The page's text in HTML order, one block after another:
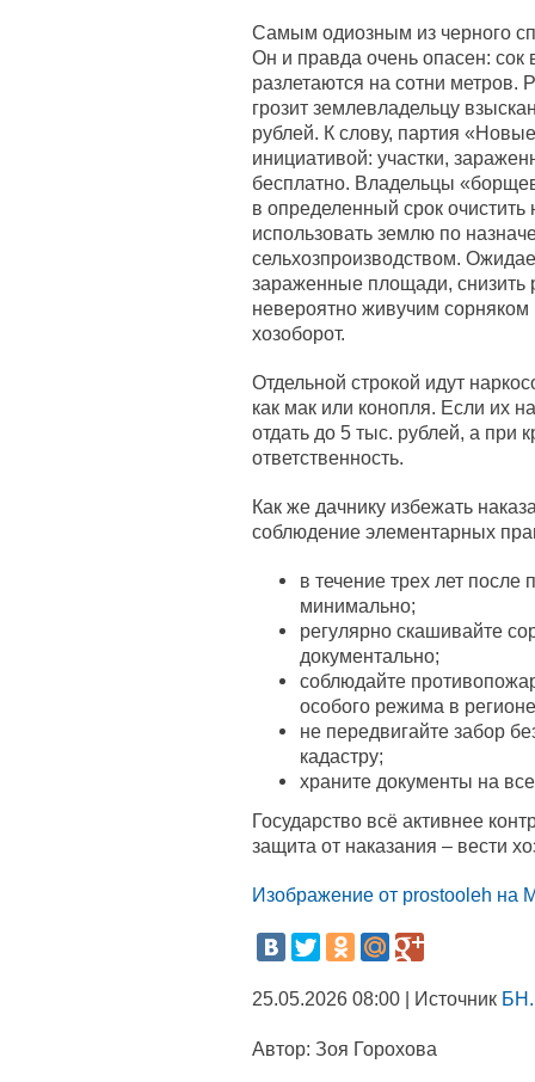
Самым одиозным из черного
Он и правда очень опасен:
разлетаются на сотни метров.
грозит землевладельцу
рублей. К слову, партия
инициативой: участки,
бесплатно. Владельцы
в определенный срок очистить
использовать землю по
сельхозпроизводством.
зараженные площади, снизить
невероятно живучим
хозоборот.
Отдельной строкой идут
как мак или конопля. Если их
отдать до 5 тыс. рублей, а при
ответственность.
Как же дачнику избежать
соблюдение элементарных
в течение трех лет после
минимально;
регулярно скашивайте
документально;
соблюдайте
особого режима в
не передвигайте забор
кадастру;
храните документы на
Государство всё активнее
защита от наказания – вести
Изображение от prostooleh на
25.05.2026 08:00 | Источник
Автор: Зоя Горохова